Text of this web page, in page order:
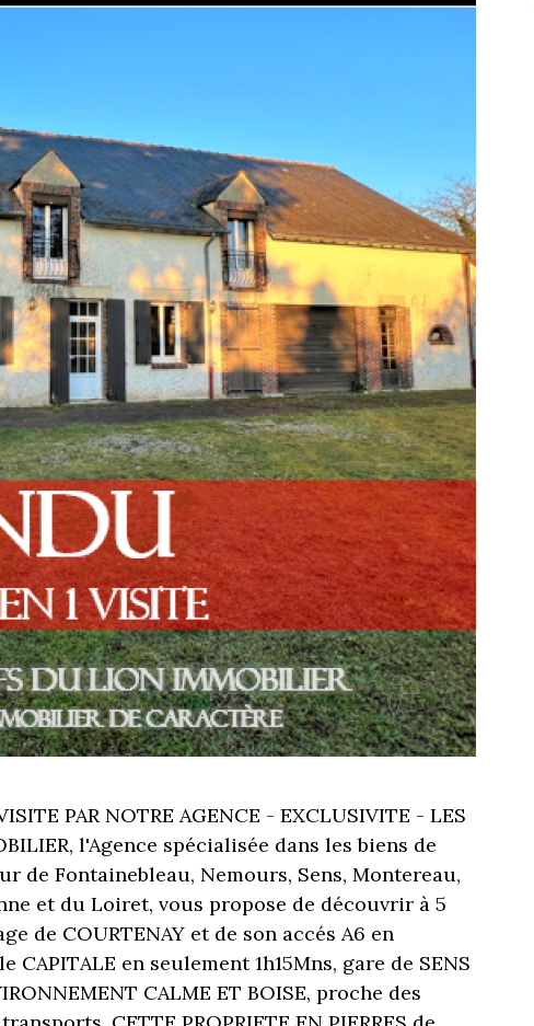
PAR NOTRE AGENCE - EXCLUSIVITE - LES
l'Agence spécialisée dans les biens de
de Fontainebleau, Nemours, Sens, Montereau,
et du Loiret, vous propose de découvrir à 5
de COURTENAY et de son accés A6 en
en seulement 1h15Mns, gare de SENS
CALME ET BOISE, proche des